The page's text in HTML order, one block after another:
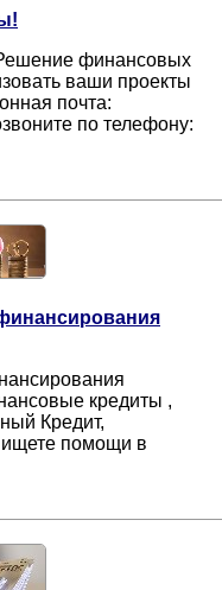
финансовых
ваши проекты
почта:
по телефону:
кредиты ,
Кредит,
ищете помощи в